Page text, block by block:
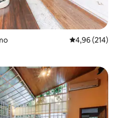
Keskmine
4,96 (214)